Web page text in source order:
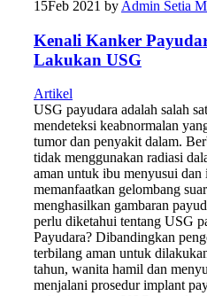
15Feb 2021 by Admin Setia
Kenali Kanker
Lakukan USG
Artikel
USG payudara adalah salah
mendeteksi keabnormalan
tumor dan penyakit dalam.
tidak menggunakan radiasi
aman untuk ibu menyusui
memanfaatkan gelombang
menghasilkan gambaran
perlu diketahui tentang USG
Payudara? Dibandingkan
terbilang aman untuk
tahun, wanita hamil dan
menjalani prosedur implant